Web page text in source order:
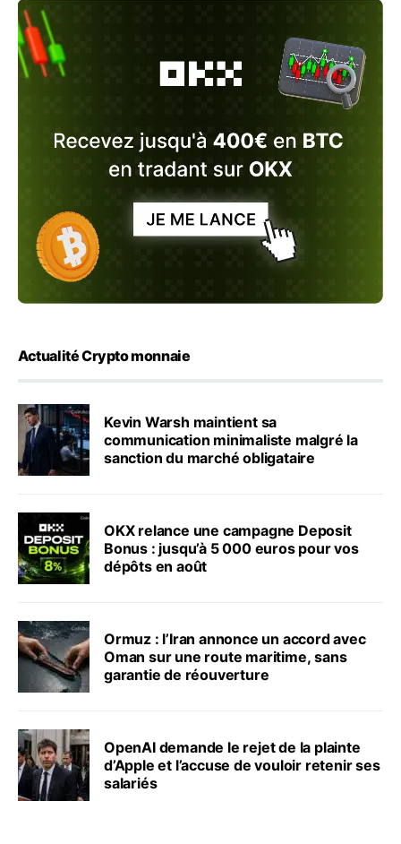
Actualité Crypto monnaie
Kevin Warsh maintient sa
communication minimaliste malgré la
sanction du marché obligataire
OKX relance une campagne Deposit
Bonus : jusqu’à 5 000 euros pour vos
dépôts en août
Ormuz : l’Iran annonce un accord avec
Oman sur une route maritime, sans
garantie de réouverture
OpenAI demande le rejet de la plainte
d’Apple et l’accuse de vouloir retenir ses
salariés